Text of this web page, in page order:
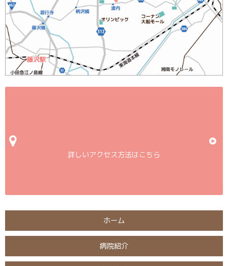
詳しいアクセス方法はこちら
ホーム
病院紹介